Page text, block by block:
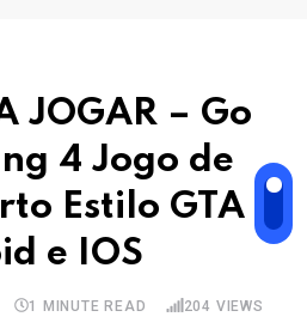
JOGAR – Go
4 Jogo de
Estilo GTA
e IOS
1 MINUTE READ 204 VIEWS